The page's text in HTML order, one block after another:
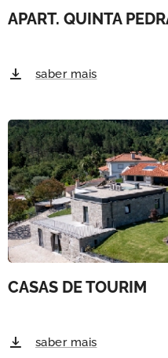
APART. QUINTA
saber mais
CASAS DE TOURIM
saber mais